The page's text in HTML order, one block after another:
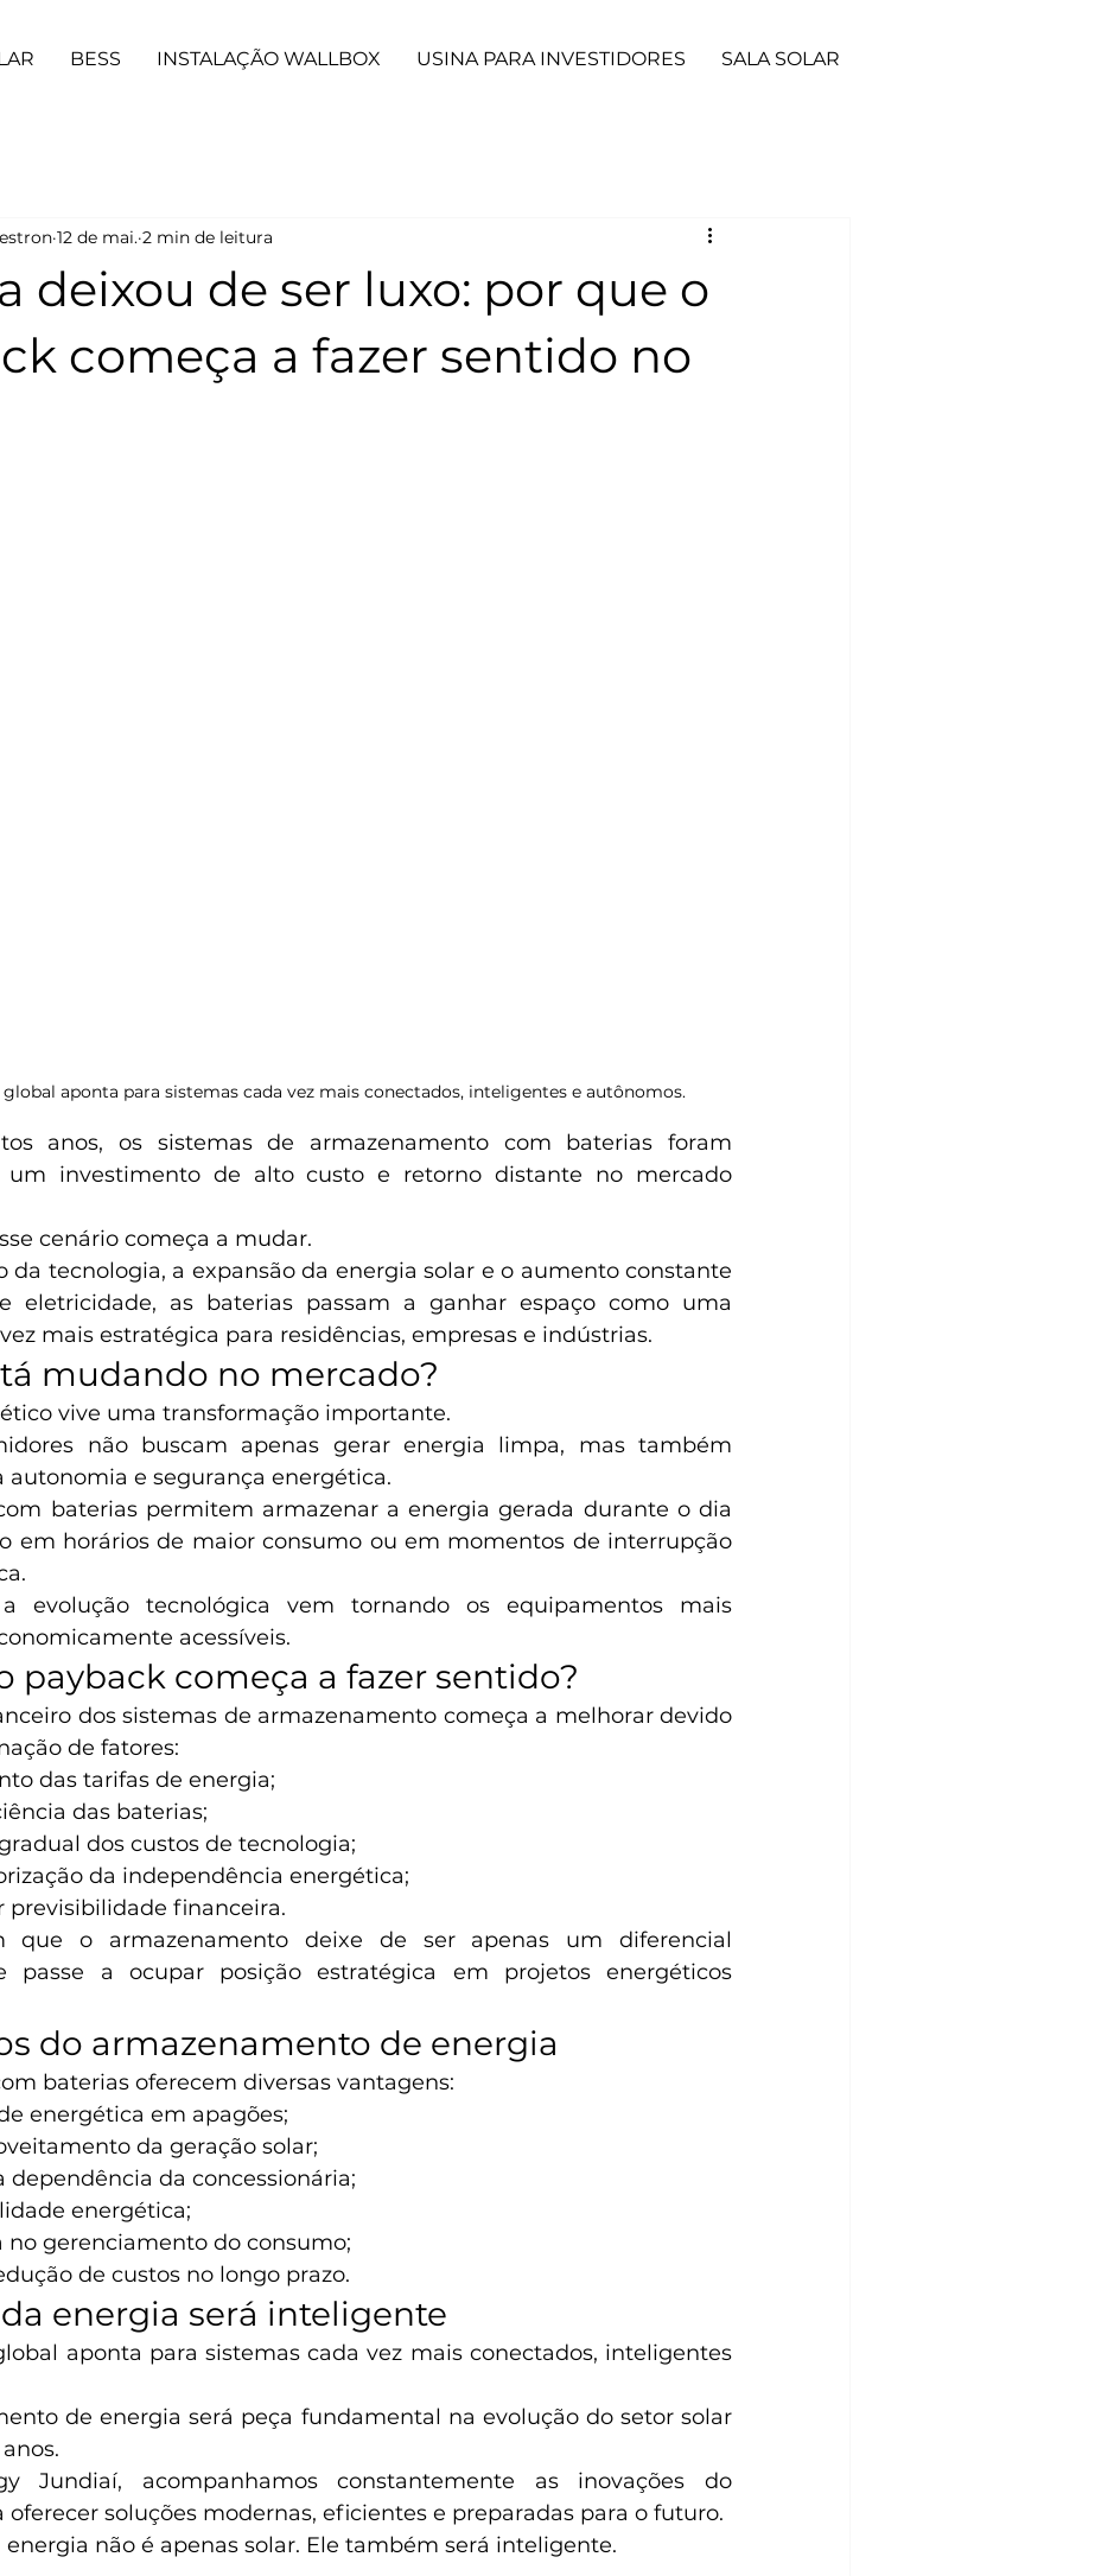
BESS INSTALAÇÃO WALLBOX USINA PARA INVESTIDORES SALA SOLAR
deixou de ser luxo: por que o
começa a fazer sentido no
12 de mai. 2 min de leitura
aponta para sistemas cada vez mais conectados, inteligentes e autônomos.
anos, os sistemas de armazenamento com baterias foram
um investimento de alto custo e retorno distante no mercado
cenário começa a mudar.
da tecnologia, a expansão da energia solar e o aumento constante
eletricidade, as baterias passam a ganhar espaço como uma
mais estratégica para residências, empresas e indústrias.
mudando no mercado?
vive uma transformação importante.
não buscam apenas gerar energia limpa, mas também
autonomia e segurança energética.
baterias permitem armazenar a energia gerada durante o dia
em horários de maior consumo ou em momentos de interrupção
evolução tecnológica vem tornando os equipamentos mais
acessíveis.
payback começa a fazer sentido?
dos sistemas de armazenamento começa a melhorar devido
de fatores:
das tarifas de energia;
das baterias;
dos custos de tecnologia;
da independência energética;
previsibilidade financeira.
que o armazenamento deixe de ser apenas um diferencial
passe a ocupar posição estratégica em projetos energéticos
do armazenamento de energia
baterias oferecem diversas vantagens:
energética em apagões;
da geração solar;
dependência da concessionária;
energética;
no gerenciamento do consumo;
de custos no longo prazo.
energia será inteligente
aponta para sistemas cada vez mais conectados, inteligentes
de energia será peça fundamental na evolução do setor solar
Jundiaí, acompanhamos constantemente as inovações do
oferecer soluções modernas, eficientes e preparadas para o futuro.
não é apenas solar. Ele também será inteligente.